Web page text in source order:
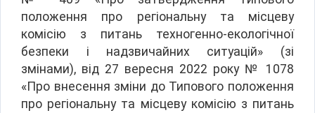
положення про регіональну та місцеву
комісію з питань техногенно-екологічної
безпеки і надзвичайних ситуацій» (зі
змінами), від 27 вересня 2022 року № 1078
«Про внесення зміни до Типового положення
про регіональну та місцеву комісію з питань